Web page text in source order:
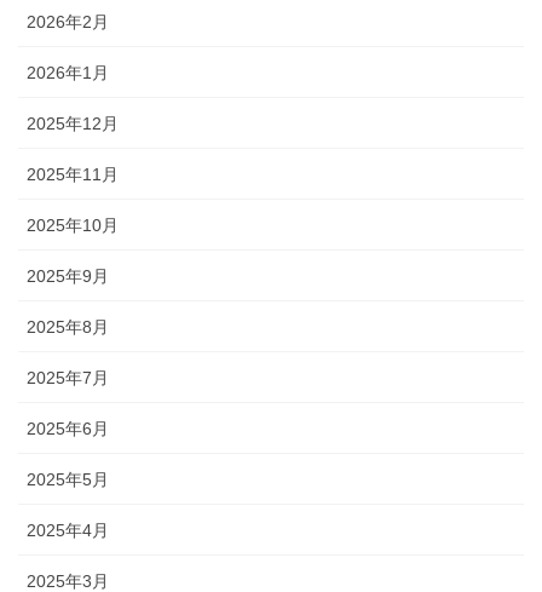
2026年2月
2026年1月
2025年12月
2025年11月
2025年10月
2025年9月
2025年8月
2025年7月
2025年6月
2025年5月
2025年4月
2025年3月